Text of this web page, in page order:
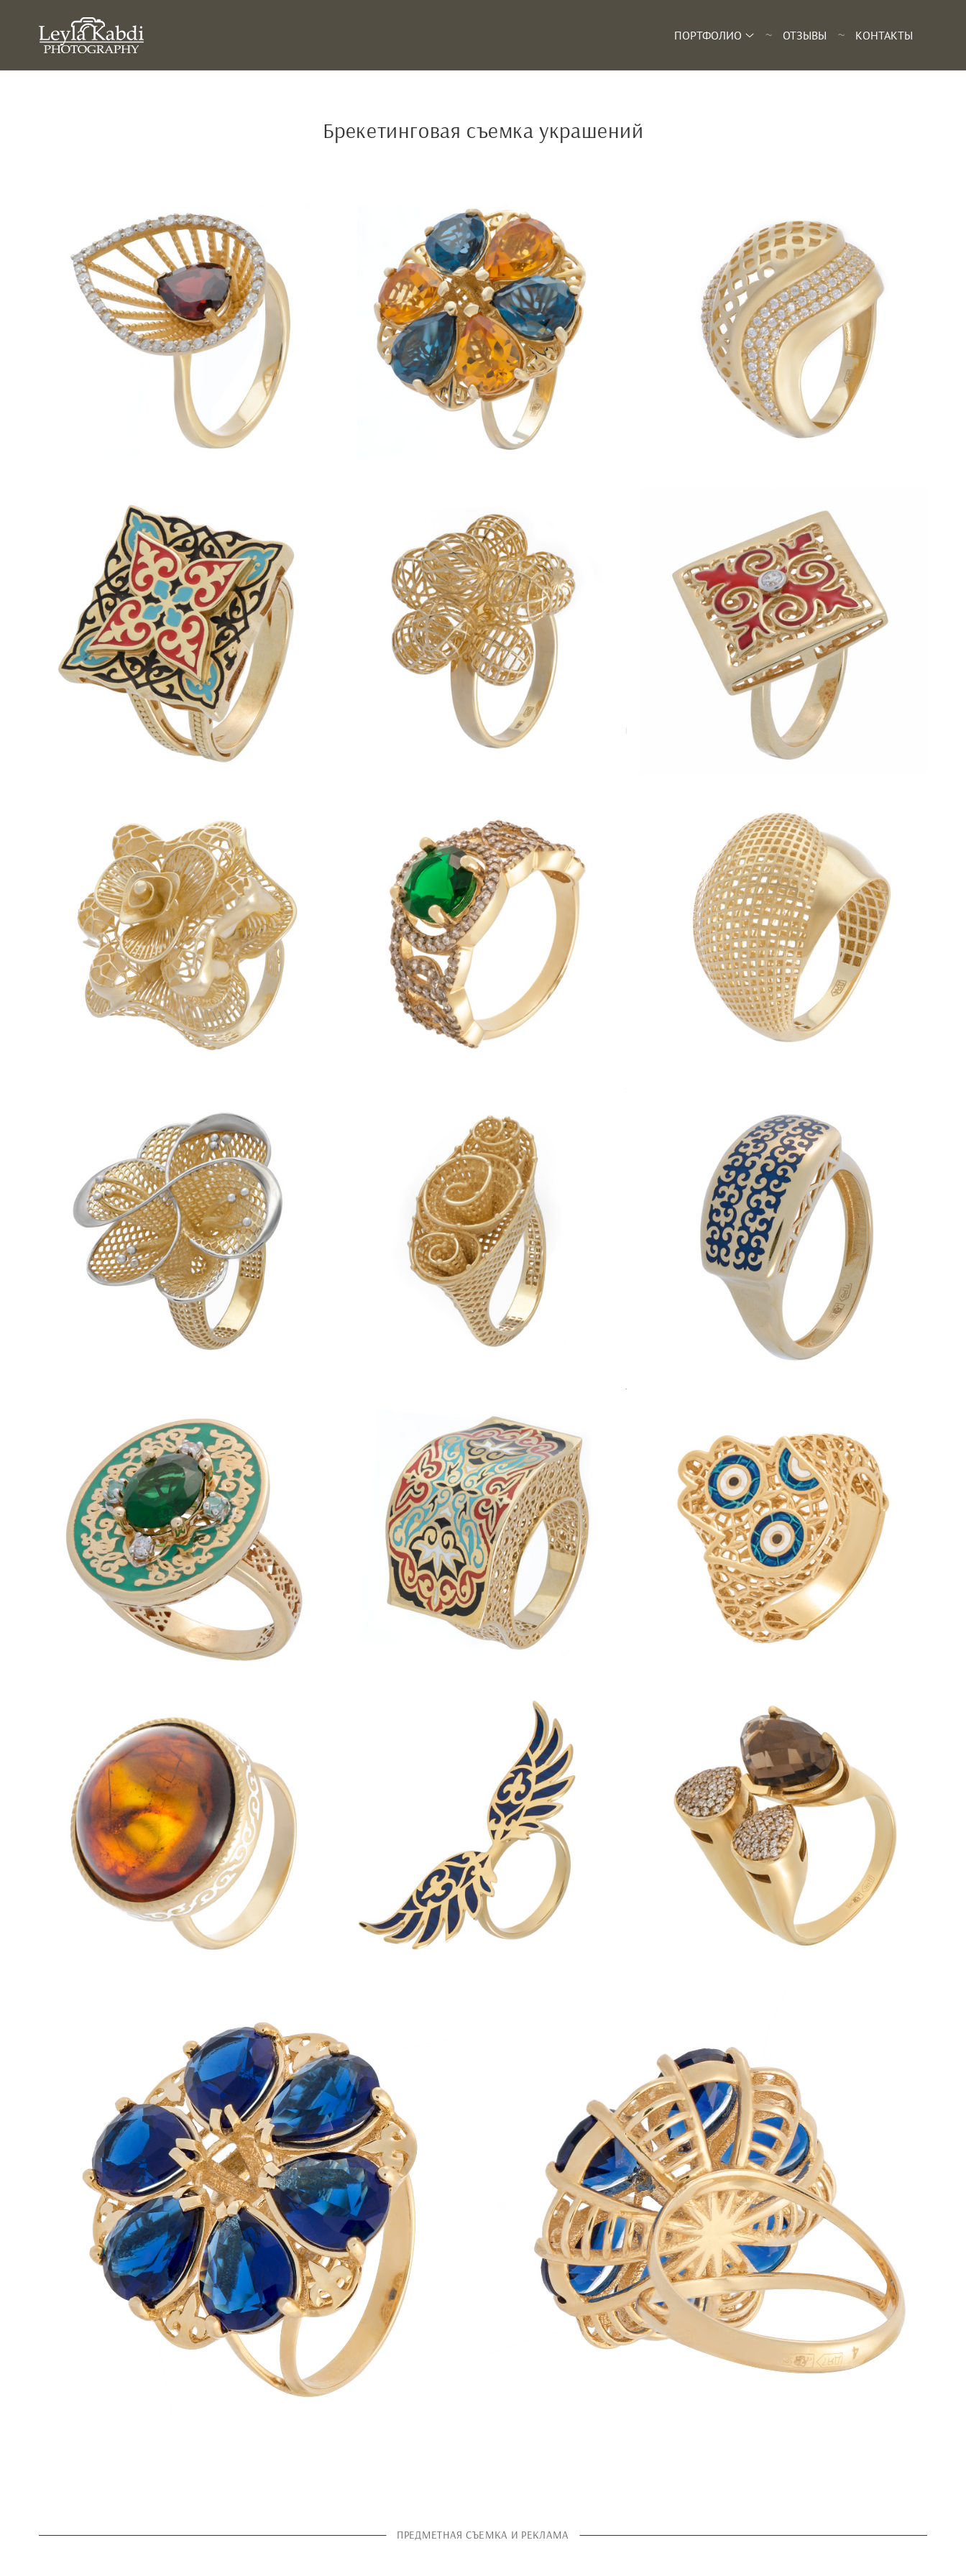
ПОРТФОЛИО ОТЗЫВЫ КОНТАКТЫ
Брекетинговая съемка украшений
ПРЕДМЕТНАЯ СЪЕМКА И РЕКЛАМА